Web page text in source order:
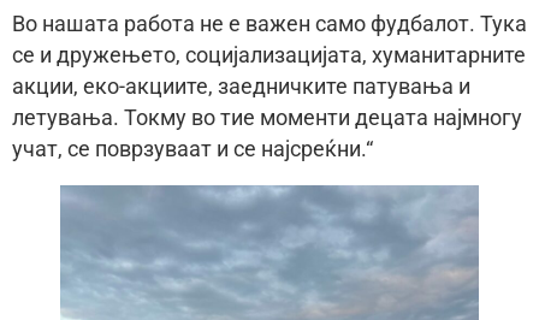
Во нашата работа не е важен само фудбалот. Тука
се и дружењето, социјализацијата, хуманитарните
акции, еко-акциите, заедничките патувања и
летувања. Токму во тие моменти децата најмногу
учат, се поврзуваат и се најсреќни.“